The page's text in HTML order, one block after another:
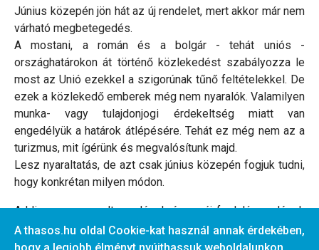
Június közepén jön hát az új rendelet, mert akkor már nem
várható megbetegedés.
A mostani, a román és a bolgár - tehát uniós -
országhatárokon át történő közlekedést szabályozza le
most az Unió ezekkel a szigorúnak tűnő feltételekkel. De
ezek a közlekedő emberek még nem nyaralók. Valamilyen
munka- vagy tulajdonjogi érdekeltség miatt van
engedélyük a határok átlépésére. Tehát ez még nem az a
turizmus, mit ígérünk és megvalósítunk majd.
Lesz nyaraltatás, de azt csak június közepén fogjuk tudni,
hogy konkrétan milyen módon.
Addig a megmaradt vendégek és az új foglaló vendégek
részéről türelmet kérünk
A thasos.hu oldal Cookie-kat használ annak érdekében,